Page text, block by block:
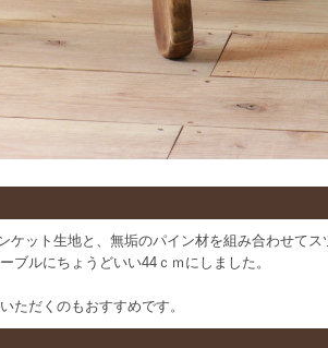
ット生地と、無垢のパイン材を組み合わせてス
ブルにちょうどいい44ｃｍにしました。
ただくのもおすすめです。